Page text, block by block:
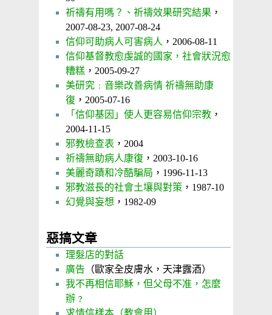
祈禱有用嗎？、祈禱效果研究結果 ，
2007-08-23, 2007-08-24
信仰可助病人可害病人 ，2006-08-11
信仰基督教愈虔誠的國家，社會狀況愈
糟糕 ，2005-09-27
美研究﹕音樂改善病情 祈禱無助康
復 ，2005-07-16
「信仰基因」使人更容易信仰宗教 ，
2004-11-15
邪教檢查表 ，2004
祈禱無助病人康復 ，2003-10-16
美麗奇蹟和冷酷騙局 ，1996-11-13
邪教滋長的社會土壤與對策 ，1987-10
幻覺與妄想 ，1982-09
惡搞文章
理髮店的對話
廣告 （歐家全皮膚水，天津露酒）
我不再相信耶穌，但父母不准，怎麼
辦﹖
求情信樣本（教會用）